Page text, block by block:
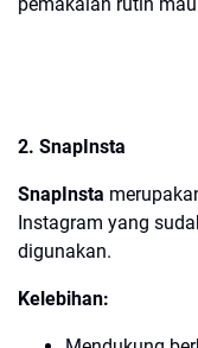
2. SnapInsta
SnapInsta
Instagram yang
digunakan.
Kelebihan: